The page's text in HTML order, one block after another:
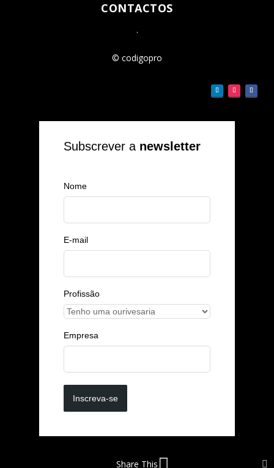
CONTACTOS
.
© codigopro
Subscrever a newsletter
Nome
E-mail
Profissão
Empresa
Inscreva-se
Share This